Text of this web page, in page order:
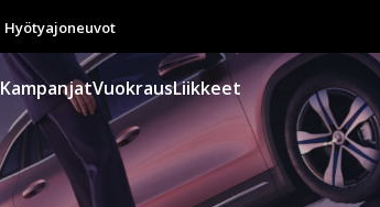
Hyötyajoneuvot
KampanjatVuokrausLiikkeet